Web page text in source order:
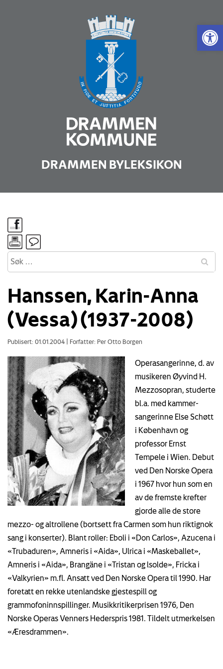
Vis
DRAMMEN BYLEKSIKON
Hanssen, Karin-Anna
(Vessa) (1937-2008)
Publisert: 01.01.2004 Forfatter: Per Otto Borgen
Operasangerinne, d. av
musikeren Øyvind H.
Mezzosopran, studerte
bl.a. med kammer-
sangerinne Else Schøtt
i København og
professor Ernst
Tempele i Wien. Debut
ved Den Norske Opera
i 1967 hvor hun som en
av de fremste krefter
gjorde alle de store
mezzo- og altrollene (bortsett fra Carmen som hun riktignok
sang i konserter). Blant roller: Eboli i «Don Carlos», Azucena i
«Trubaduren», Amneris i «Aida», Ulrica i «Maskeballet»,
Amneris i «Aida», Brangäne i «Tristan og lsolde», Fricka i
«Valkyrien» m.fl. Ansatt ved Den Norske Opera til 1990. Har
foretatt en rekke utenlandske gjestespill og
grammofoninnspillinger. Musikkritikerprisen 1976, Den
Norske Operas Venners Hederspris 1981. Tildelt utmerkelsen
«Æresdrammen».